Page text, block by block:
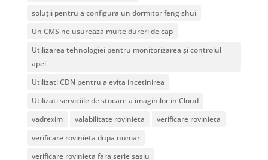
soluții pentru a configura un dormitor feng shui
Un CMS ne usureaza multe dureri de cap
Utilizarea tehnologiei pentru monitorizarea și controlul
apei
Utilizati CDN pentru a evita incetinirea
Utilizati serviciile de stocare a imaginilor in Cloud
vadrexim
valabilitate rovinieta
verificare rovinieta
verificare rovinieta dupa numar
verificare rovinieta fara serie sasiu